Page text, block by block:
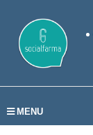
MENU